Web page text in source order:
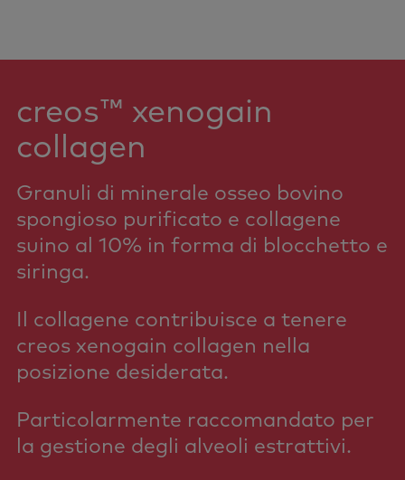
creos™ xenogain
collagen
Granuli di minerale osseo bovino
spongioso purificato e collagene
suino al 10% in forma di blocchetto e
siringa.
Il collagene contribuisce a tenere
creos xenogain collagen nella
posizione desiderata.
Particolarmente raccomandato per
la gestione degli alveoli estrattivi.